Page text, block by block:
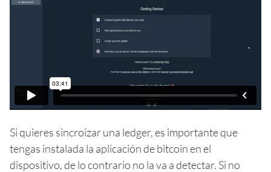
Si quieres sincroizar una ledger, es importante que
tengas instalada la aplicación de bitcoin en el
dispositivo, de lo contrario no la va a detectar. Si no